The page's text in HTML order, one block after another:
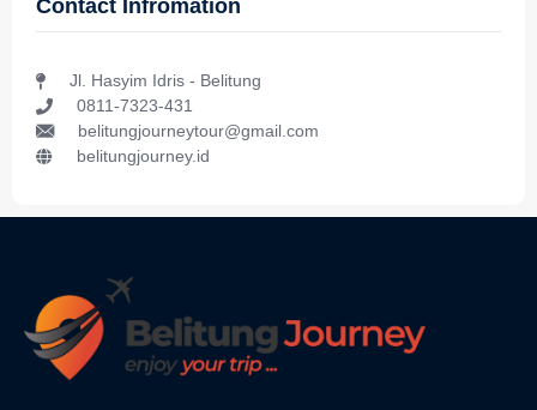
Contact Infromation
Jl. Hasyim Idris - Belitung
0811-7323-431
belitungjourneytour@gmail.com
belitungjourney.id